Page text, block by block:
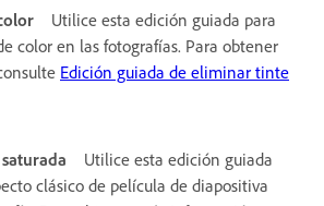
Utilice esta edición guiada para
color en las fotografías. Para obtener
Edición guiada de eliminar tinte
Utilice esta edición guiada
clásico de película de diapositiva